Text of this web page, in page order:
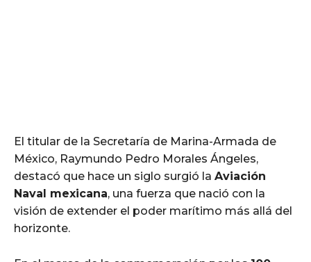
El titular de la Secretaría de Marina-Armada de
México, Raymundo Pedro Morales Ángeles,
destacó que hace un siglo surgió la Aviación
Naval mexicana, una fuerza que nació con la
visión de extender el poder marítimo más allá del
horizonte.